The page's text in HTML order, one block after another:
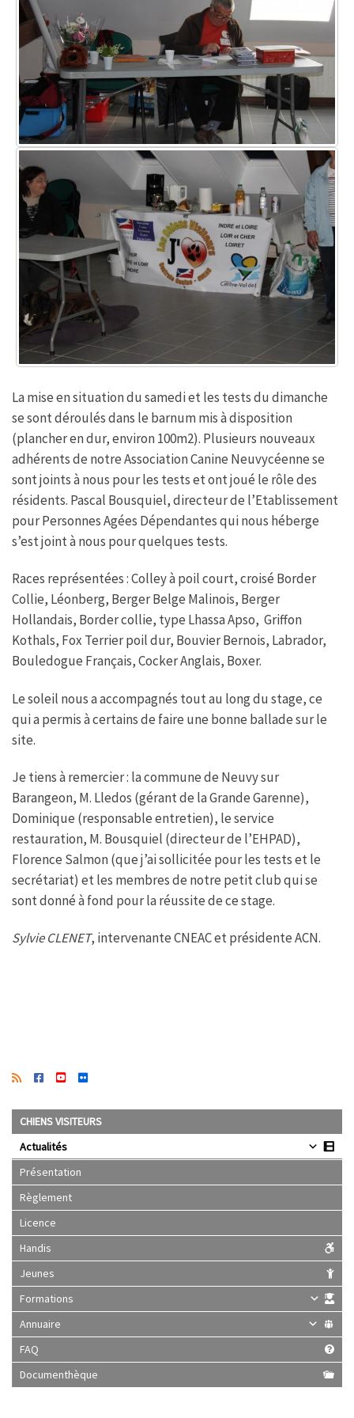
La mise en situation du samedi et les tests du dimanche
se sont déroulés dans le barnum mis à disposition
(plancher en dur, environ 100m2). Plusieurs nouveaux
adhérents de notre Association Canine Neuvycéenne se
sont joints à nous pour les tests et ont joué le rôle des
résidents. Pascal Bousquiel, directeur de l’Etablissement
pour Personnes Agées Dépendantes qui nous héberge
s’est joint à nous pour quelques tests.
Races représentées : Colley à poil court, croisé Border
Collie, Léonberg, Berger Belge Malinois, Berger
Hollandais, Border collie, type Lhassa Apso, Griffon
Kothals, Fox Terrier poil dur, Bouvier Bernois, Labrador,
Bouledogue Français, Cocker Anglais, Boxer.
Le soleil nous a accompagnés tout au long du stage, ce
qui a permis à certains de faire une bonne ballade sur le
site.
Je tiens à remercier : la commune de Neuvy sur
Barangeon, M. Lledos (gérant de la Grande Garenne),
Dominique (responsable entretien), le service
restauration, M. Bousquiel (directeur de l’EHPAD),
Florence Salmon (que j’ai sollicitée pour les tests et le
secrétariat) et les membres de notre petit club qui se
sont donné à fond pour la réussite de ce stage.
Sylvie CLENET, intervenante CNEAC et présidente ACN.
CHIENS VISITEURS
Actualités
Présentation
Règlement
Licence
Handis
Jeunes
Formations
Annuaire
FAQ
Documenthèque